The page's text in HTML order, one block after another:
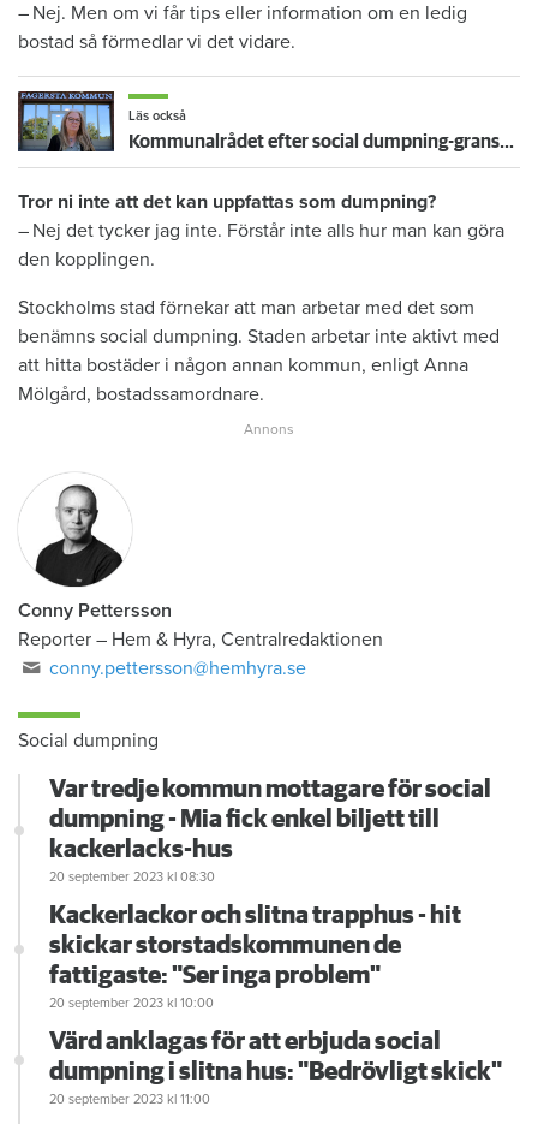
– Nej. Men om vi får tips eller information om en ­ledig
bostad så förmedlar vi det vidare.
Läs också
Kommunalrådet efter social dumpning-granskningen: ”Jag kokar av ilska”
Tror ni inte att det kan uppfattas som dumpning?
– Nej det tycker jag inte. Förstår inte alls hur man kan göra
den kopplingen.
Stockholms stad förnekar att man arbetar med det som
benämns social dumpning. Staden arbetar inte aktivt med
att hitta bostäder i någon annan kommun, enligt Anna
Mölgård, bostadssamordnare.
Conny Pettersson
Reporter – Hem & Hyra, Centralredaktionen
conny.pettersson@hemhyra.se
Social dumpning
Var tredje kommun mottagare för social
dumpning - Mia fick enkel biljett till
kackerlacks-hus
20 september 2023 kl 08:30
Kackerlackor och slitna trapphus - hit
skickar storstadskommunen de
fattigaste: "Ser inga problem"
20 september 2023 kl 10:00
Värd anklagas för att erbjuda social
dumpning i slitna hus: "Bedrövligt skick"
20 september 2023 kl 11:00